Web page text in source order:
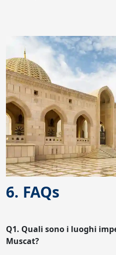
6. FAQs
Q1. Quali sono i luoghi
Muscat?